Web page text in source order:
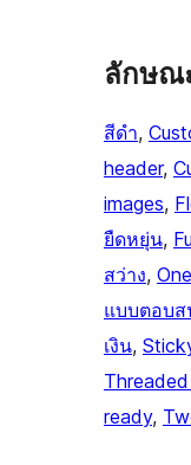
ลักษณ
สีดำ,
header,
images,
ยืดหยุ่น,
สว่าง,
แบบตอบส
เงิน,
ready,